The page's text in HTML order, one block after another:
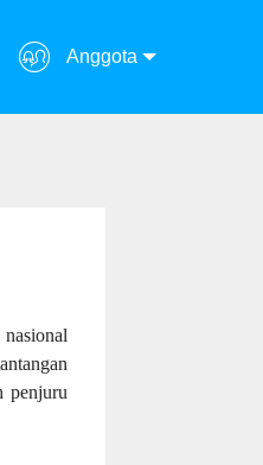
Anggota
penjuru